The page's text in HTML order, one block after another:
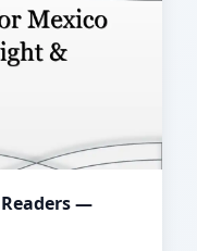
—